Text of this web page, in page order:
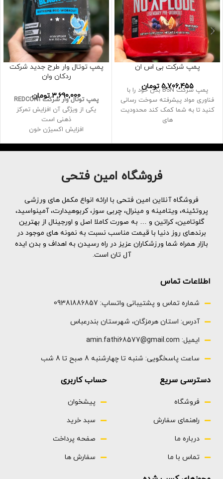
پمپ شرکت بی اس ان
5,706,455 تومان
‌پمپ شرکت BSN بدن خود را با
فناوری مواد پیشرفته سوخت رسانی
کنید تا به شما کمک کند محدودیت
های
پمپ توتال وار طرح جدید شرکت
ردکان وان
3,690,000 تومانپمپ توتال وار شرکت REDCON1
یکی از ویژگی آن افزایش تمرکز
ذهنی است
افزایش اکسیژن خون
عالی طراحی شده است
مغذی بیشتری را به عضلات
می‌رساند و به شما در رفع خستگی
می‌دهد برای مدت طولانی‌تری به
خودتان فشار بیاورید
30 سرو
فروشگاه امین فتحی
فروشگاه آنلاین امین فتحی با ارائه انواع مکمل های ورزشی
پروتئینه، ویتامینه و مینرال، چربی سوز، کربوهیدارت، آمینواسید،
گلوتامین، کراتین و … به صورت کاملا اصل و اورجینال از بهترین
برندهای روز دنیا با قیمت مناسب نسبت به نمونه های موجود در
بازار همراه شما ورزشکاران عزیز در راه رسیدن به اهداف و بدن ایده
آل تان است.
اطلاعات تماس
شماره تماس و پشتیبانی واتساپ: 09381886857
آدرس: استان هرمزگان، شهرستان بندرعباس
ایمیل: amin.fathi68577@gmail.com
ساعت پاسخگویی: شنبه تا چهارشنبه 8 صبح تا 8 شب
دسترسی سریع
فروشگاه
راهنمای سفارش
درباره ما
تماس با ما
حساب کاربری
پیشخوان
سبد خرید
صفحه پرداخت
سفارش ها